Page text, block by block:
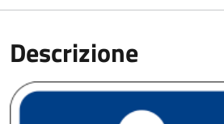
Descrizione